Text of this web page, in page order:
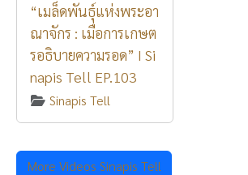
“เมล็ดพันธุ์แห่งพระอา
ณาจักร : เมื่อการเกษต
รอธิบายความรอด” I Si
napis Tell EP.103
Sinapis Tell
More Videos Sinapis Tell